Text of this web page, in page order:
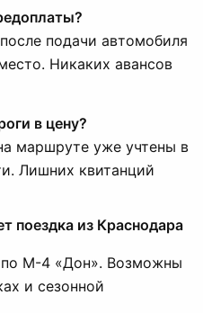
подачи автомобиля
Никаких авансов
в цену?
маршруте уже учтены в
Лишних квитанций
поездка из Краснодара
по М-4 «Дон». Возможны
и сезонной